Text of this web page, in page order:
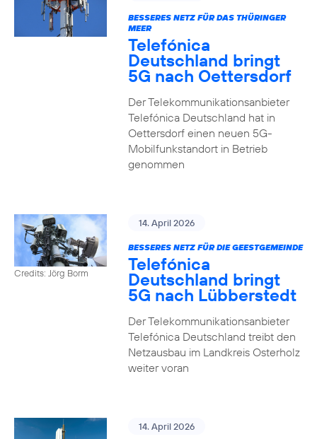
BESSERES NETZ FÜR DAS THÜRINGER
MEER
Telefónica
Deutschland bringt
5G nach Oettersdorf
Der Telekommunikationsanbieter
Telefónica Deutschland hat in
Oettersdorf einen neuen 5G-
Mobilfunkstandort in Betrieb
genommen
Credits: Jörg Borm
14. April 2026
BESSERES NETZ FÜR DIE GEESTGEMEINDE
Telefónica
Deutschland bringt
5G nach Lübberstedt
Der Telekommunikationsanbieter
Telefónica Deutschland treibt den
Netzausbau im Landkreis Osterholz
weiter voran
14. April 2026